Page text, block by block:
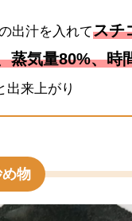
出汁を入れてスチ
蒸気量80%、時
出来上がり
物